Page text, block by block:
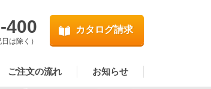
400
は除く）
カタログ請求
ご注文の流れ お知らせ